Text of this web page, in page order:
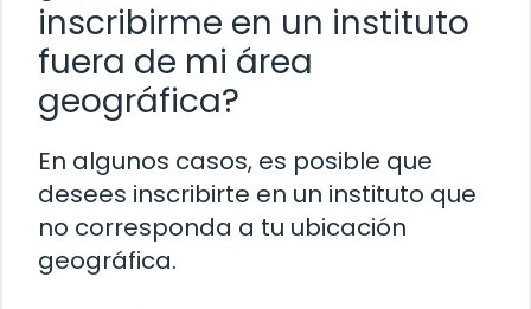
inscribirme en un instituto
fuera de mi área
geográfica?
En algunos casos, es posible que
desees inscribirte en un instituto que
no corresponda a tu ubicación
geográfica.